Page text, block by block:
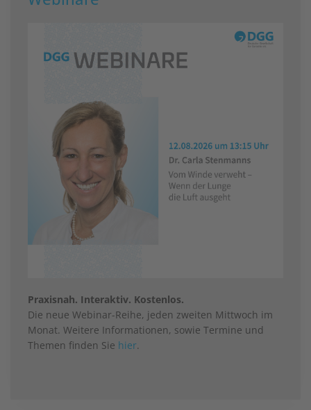
Praxisnah. Interaktiv. Kostenlos.
Die neue Webinar-Reihe, jeden zweiten Mittwoch im
Monat. Weitere Informationen, sowie Termine und
Themen finden Sie hier.